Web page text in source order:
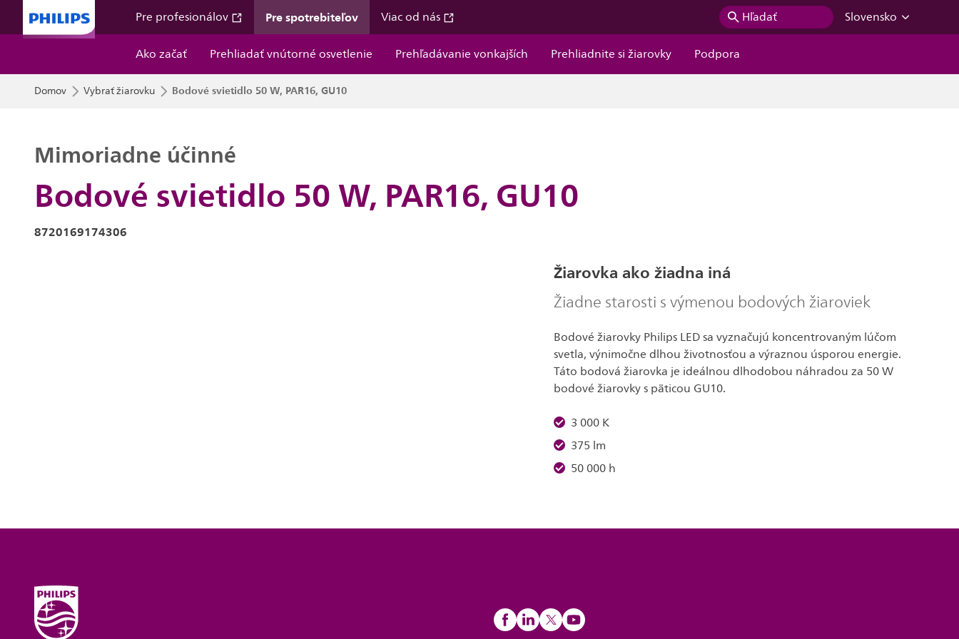
Pre profesionálov Pre spotrebiteľov Viac od nás Hľadať
Slovensko
Ako začať
Prehliadať vnútorné osvetlenie Prehľadávanie vonkajších Prehliadnite si žiarovky Podpora
Domov Vybrať žiarovku Bodové svietidlo 50 W, PAR16, GU10
Bodové svietidlo 50 W, PAR16, GU10
Mimoriadne účinné
8720169174306
Žiarovka ako žiadna iná
Žiadne starosti s výmenou bodových žiaroviek
Bodové žiarovky Philips LED sa vyznačujú koncentrovaným lúčom
svetla, výnimočne dlhou životnosťou a výraznou úsporou energie.
Táto bodová žiarovka je ideálnou dlhodobou náhradou za 50 W
bodové žiarovky s päticou GU10.
3 000 K
375 lm
50 000 h